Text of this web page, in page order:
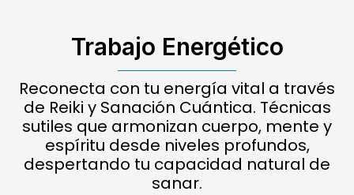
Trabajo Energético
Reconecta con tu energía vital a través
de Reiki y Sanación Cuántica. Técnicas
sutiles que armonizan cuerpo, mente y
espíritu desde niveles profundos,
despertando tu capacidad natural de
sanar.